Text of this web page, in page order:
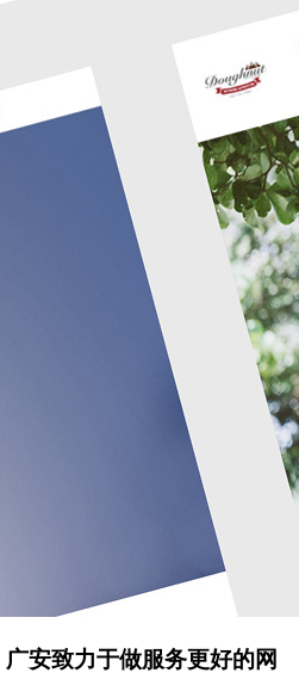
广安致力于做服务更好的网